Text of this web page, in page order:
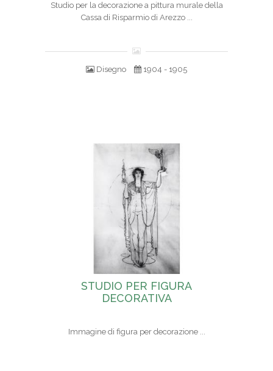
Studio per la decorazione a pittura murale della
Cassa di Risparmio di Arezzo ...
Disegno 1904 - 1905
STUDIO PER FIGURA
DECORATIVA
Immagine di figura per decorazione ...